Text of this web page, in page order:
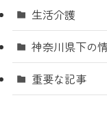
生活介護
神奈川県下の
重要な記事